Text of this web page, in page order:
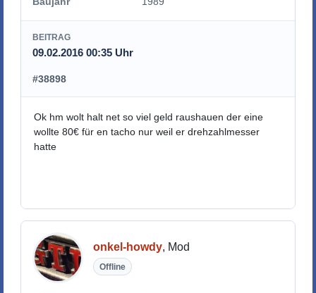
BEITRAG
09.02.2016 00:35 Uhr
#38898
Ok hm wolt halt net so viel geld raushauen der eine
wollte 80€ für en tacho nur weil er drehzahlmesser
hatte
onkel-howdy, Mod
Offline